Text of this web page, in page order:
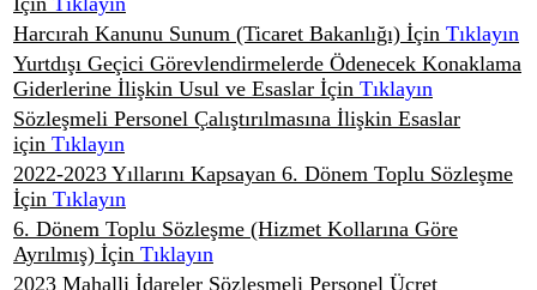
Harcırah Kanunu Sunum (Ticaret Bakanlığı) İçin Tıklayın
Yurtdışı Geçici Görevlendirmelerde Ödenecek Konaklama
Giderlerine İlişkin Usul ve Esaslar İçin Tıklayın
Sözleşmeli Personel Çalıştırılmasına İlişkin Esaslar
için Tıklayın
2022-2023 Yıllarını Kapsayan 6. Dönem Toplu Sözleşme
İçin Tıklayın
6. Dönem Toplu Sözleşme (Hizmet Kollarına Göre
Ayrılmış) İçin Tıklayın
2023 Mahalli İdareler Sözleşmeli Personel Ücret